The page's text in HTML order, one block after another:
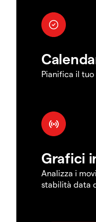
Pianifica il
Grafici
Analizza i
stabilità data